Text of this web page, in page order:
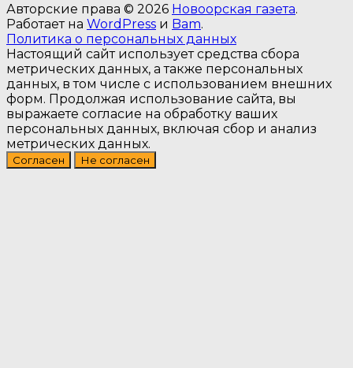
Авторские права © 2026 Новоорская газета.
Работает на WordPress и Bam.
Политика о персональных данных
Настоящий сайт использует средства сбора
метрических данных, а также персональных
данных, в том числе с использованием внешних
форм. Продолжая использование сайта, вы
выражаете согласие на обработку ваших
персональных данных, включая сбор и анализ
метрических данных.
Согласен Не согласен